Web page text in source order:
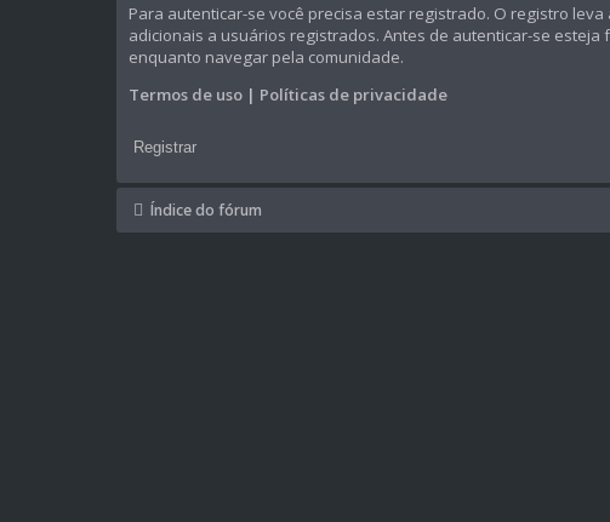
Para autenticar-se você precisa estar registrado. O registro
adicionais a usuários registrados. Antes de autenticar-se
enquanto navegar pela comunidade.
Termos de uso | Políticas de privacidade
Registrar
Índice do fórum